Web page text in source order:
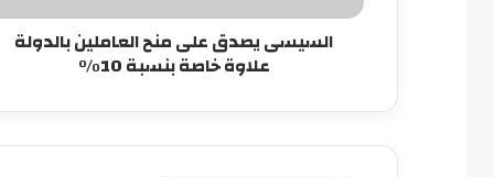
بنسبة
السيسى يصدق على منح العاملين بالدولة
علاوة خاصة بنسبة 10%